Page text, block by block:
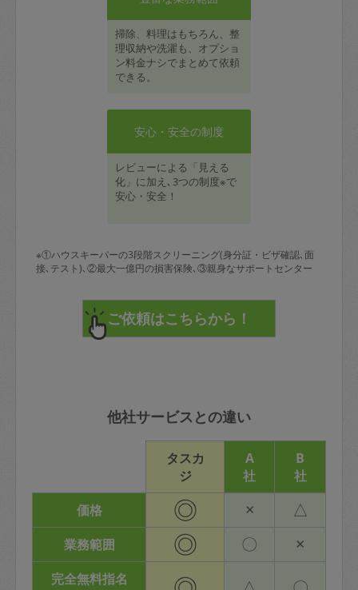
掃除、料理はもちろん、整
理収納や洗濯も、オプショ
ン料金ナシでまとめて依頼
できる。
安心・安全の制度
レビューによる「見える
化」に加え､3つの制度※で
安心・安全！
※①ハウスキーパーの3段階スクリーニング(身分証・ビザ確認､面
接､テスト)､②最大一億円の損害保険､③親身なサポートセンター
他社サービスとの違い
タスカ
ジ
A
社
B
社
価格
◎ × △
業務範囲 ◎ 〇 ×
完全無料指名